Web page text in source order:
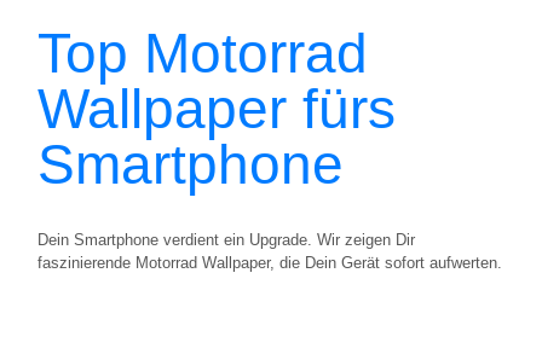
Top Motorrad
Wallpaper fürs
Smartphone
Dein Smartphone verdient ein Upgrade. Wir zeigen Dir
faszinierende Motorrad Wallpaper, die Dein Gerät sofort aufwerten.